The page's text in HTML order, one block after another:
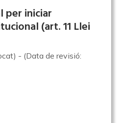
per iniciar
(art. 11 Llei
- (Data de revisió: